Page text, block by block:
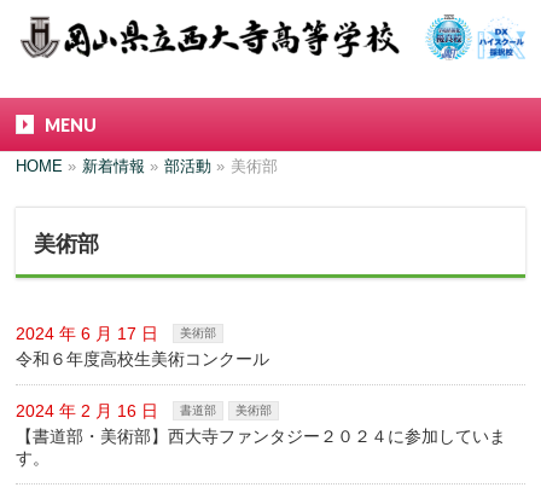
MENU
HOME » 新着情報 » 部活動 » 美術部
美術部
2024 年 6 月 17 日 美術部
令和６年度高校生美術コンクール
2024 年 2 月 16 日 書道部 美術部
【書道部・美術部】西大寺ファンタジー２０２４に参加していま
す。